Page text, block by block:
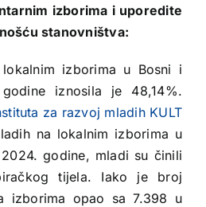
izborima i uporedite
stanovništva:
izborima u Bosni i
iznosila je 48,14%.
za razvoj mladih KULT
na lokalnim izborima u
godine, mladi su činili
tijela. Iako je broj
izborima opao sa 7.398 u